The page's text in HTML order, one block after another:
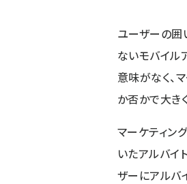
ユーザーの囲
ないモバイル
意味がなく、
か否かで大き
マーケティン
いたアルバイ
ザーにアルバ